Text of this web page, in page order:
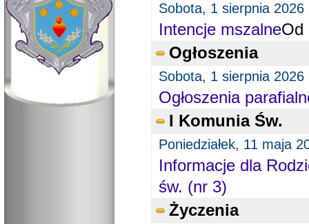
Sobota, 1 sierpnia 2026
Intencje mszalneOd
Ogłoszenia
Sobota, 1 sierpnia 2026
Ogłoszenia
I Komunia Św.
Poniedziałek, 11 maja
Informacje dla
św. (nr 3)
Życzenia